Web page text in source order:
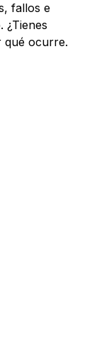
fallos e
¿Tienes
qué ocurre.